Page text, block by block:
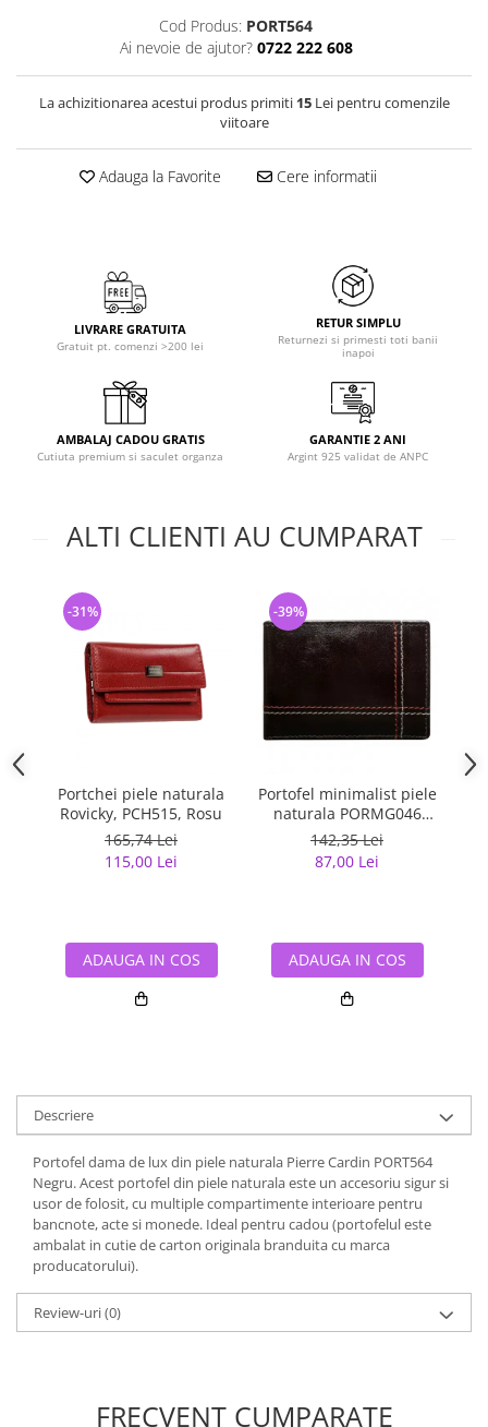
Cod Produs: PORT564
Ai nevoie de ajutor? 0722 222 608
La achizitionarea acestui produs primiti 15Lei pentru comenzile
viitoare
Adauga la Favorite Cere informatii
LIVRARE GRATUITA
Gratuit pt. comenzi >200 lei
RETUR SIMPLU
Returnezi si primesti toti banii
inapoi
AMBALAJ CADOU GRATIS
Cutiuta premium si saculet organza
GARANTIE 2 ANI
Argint 925 validat de ANPC
ALTI CLIENTI AU CUMPARAT
Portchei piele naturala
Rovicky, PCH515, Rosu
165,74 Lei
115,00 Lei
-31%
ADAUGA IN COS
Portofel minimalist piele
naturala PORMG046
Maron, cu portcard
detasabil
142,35 Lei
87,00 Lei
-39%
ADAUGA IN COS
Descriere
Portofel dama de lux din piele naturala Pierre Cardin PORT564
Negru. Acest portofel din piele naturala este un accesoriu sigur si
usor de folosit, cu multiple compartimente interioare pentru
bancnote, acte si monede. Ideal pentru cadou (portofelul este
ambalat in cutie de carton originala branduita cu marca
producatorului).
Review-uri(0)
FRECVENT CUMPARATE